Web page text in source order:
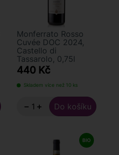
Monferrato Rosso
Cuvée DOC 2024,
Castello di
Tassarolo, 0,75l
440 Kč
Skladem více než 10 ks
− +